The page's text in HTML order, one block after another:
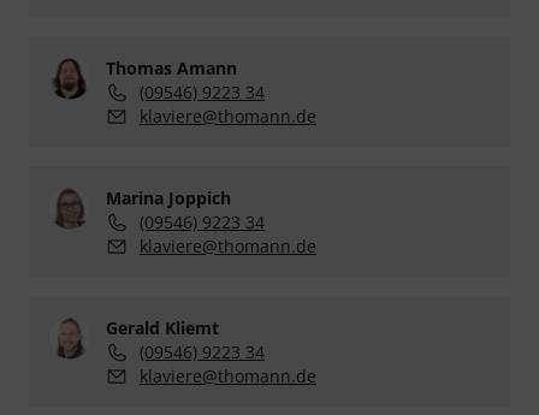
Thomas Amann
(09546) 9223 34
klaviere@thomann.de
Marina Joppich
(09546) 9223 34
klaviere@thomann.de
Gerald Kliemt
(09546) 9223 34
klaviere@thomann.de